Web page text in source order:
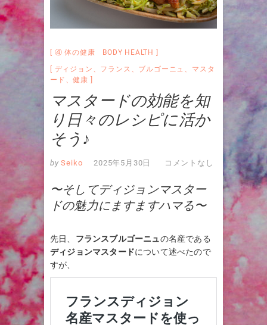
④ 体の健康 BODY HEALTH
ディジョン 、 フランス 、 ブルゴーニュ 、 マスタ
ード 、健康
マスタードの効能を知
り日々のレシピに活か
そう♪
by Seiko 2025年5月30日 コメントなし
〜そしてディジョンマスター
ドの魅力にますますハマる〜
先日、 フランスブルゴーニュの名産である
ディジョンマスタードについて述べたので
すが、